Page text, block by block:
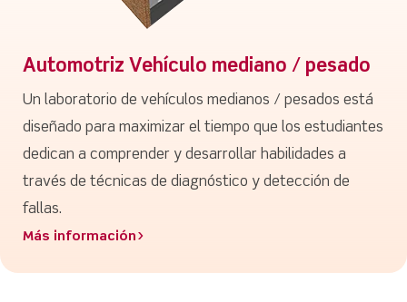
Automotriz Vehículo mediano / pesado
Un laboratorio de vehículos medianos / pesados está
diseñado para maximizar el tiempo que los estudiantes
dedican a comprender y desarrollar habilidades a
través de técnicas de diagnóstico y detección de
fallas.
Más información>